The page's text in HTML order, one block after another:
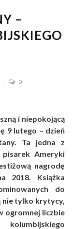
–
0
i niepokojącą
9 lutego – dzień
Ta jedna z
pisarek Ameryki
nagrodę
2018. Książka
do
nie tylko krytycy,
ogromnej liczbie